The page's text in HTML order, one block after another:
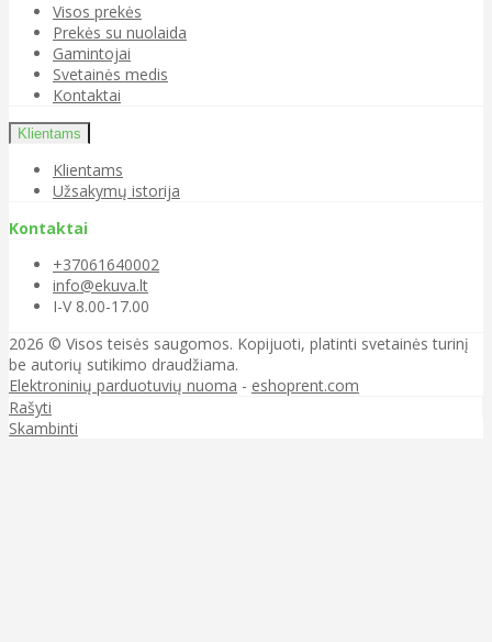
Visos prekės
Prekės su nuolaida
Gamintojai
Svetainės medis
Kontaktai
Klientams
Klientams
Užsakymų istorija
Kontaktai
+37061640002
info@ekuva.lt
I-V 8.00-17.00
2026 © Visos teisės saugomos. Kopijuoti, platinti svetainės turinį
be autorių sutikimo draudžiama.
Elektroninių parduotuvių nuoma - eshoprent.com
Rašyti
Skambinti